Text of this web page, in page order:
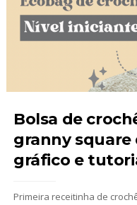
Bolsa de
granny square
gráfico e
Primeira receitinha de